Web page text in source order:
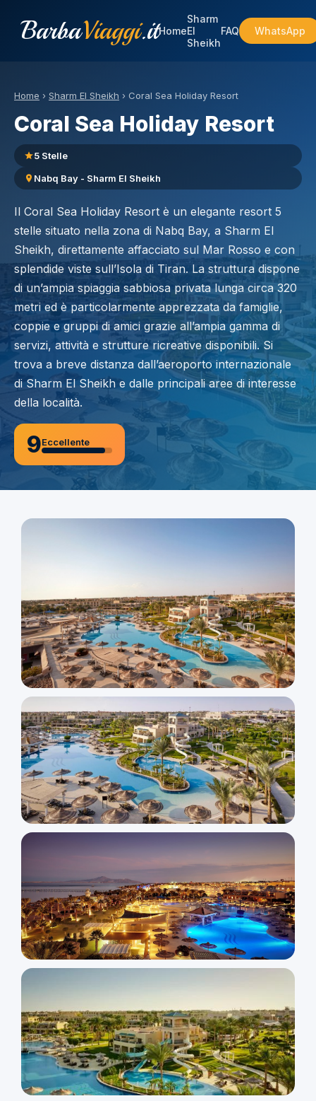
BarbaViaggi.itHome
Sharm
El
Sheikh
FAQ WhatsApp
Home › Sharm El Sheikh › Coral Sea Holiday Resort
Coral Sea Holiday Resort
5 Stelle
Nabq Bay - Sharm El Sheikh
Il Coral Sea Holiday Resort è un elegante resort 5
stelle situato nella zona di Nabq Bay, a Sharm El
Sheikh, direttamente affacciato sul Mar Rosso e con
splendide viste sull’Isola di Tiran. La struttura dispone
di un’ampia spiaggia sabbiosa privata lunga circa 320
metri ed è particolarmente apprezzata da famiglie,
coppie e gruppi di amici grazie all’ampia gamma di
servizi, attività e strutture ricreative disponibili. Si
trova a breve distanza dall’aeroporto internazionale
di Sharm El Sheikh e dalle principali aree di interesse
della località.
9Eccellente